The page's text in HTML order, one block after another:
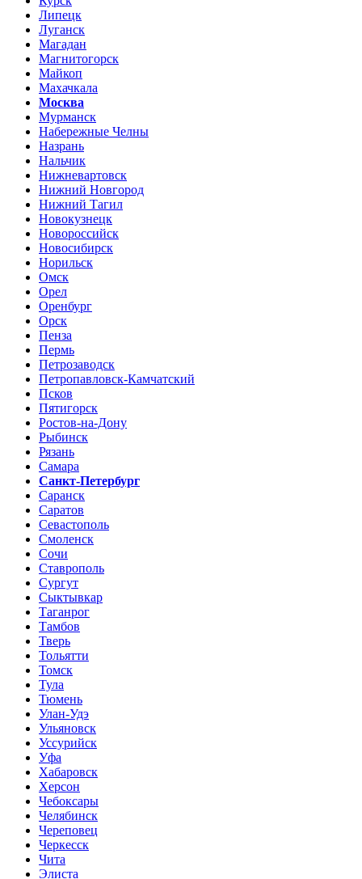
Липецк
Луганск
Магадан
Магнитогорск
Майкоп
Махачкала
Москва
Мурманск
Набережные Челны
Назрань
Нальчик
Нижневартовск
Нижний Новгород
Нижний Тагил
Новокузнецк
Новороссийск
Новосибирск
Норильск
Омск
Орел
Оренбург
Орск
Пенза
Пермь
Петрозаводск
Петропавловск-Камчатский
Псков
Пятигорск
Ростов-на-Дону
Рыбинск
Рязань
Самара
Санкт-Петербург
Саранск
Саратов
Севастополь
Смоленск
Сочи
Ставрополь
Сургут
Сыктывкар
Таганрог
Тамбов
Тверь
Тольятти
Томск
Тула
Тюмень
Улан-Удэ
Ульяновск
Уссурийск
Уфа
Хабаровск
Херсон
Чебоксары
Челябинск
Череповец
Черкесск
Чита
Элиста